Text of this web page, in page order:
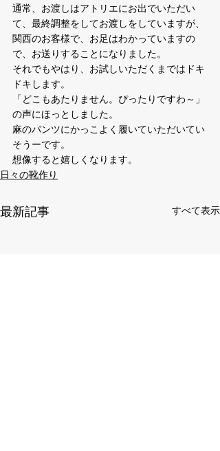
通常、お渡しはアトリエにお出でいただい
て、最終調整をしてお渡しをしていますが、
関西のお客様で、お足はわかっていますの
で、お送りすることになりました。
それでもやはり、お試しいただくまではドキ
ドキします。
「どこもあたりません。ぴったりですわ～」
の声にほっとしました。
麻のパンツにかっこよく履いていただいてい
そうーです。
想像すると嬉しくなります。
日々の靴作り
最新記事 すべて表示